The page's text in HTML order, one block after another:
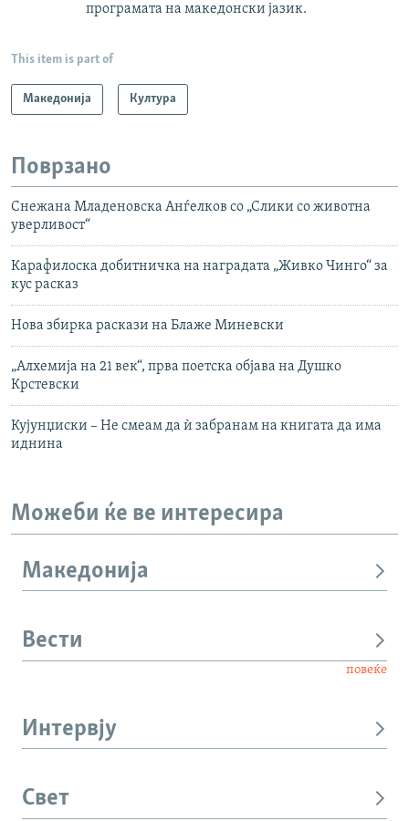
програмата на македонски јазик.
This item is part of
Македонија Култура
Поврзано
Снежана Младеновска Анѓелков со „Слики со животна
уверливост“
Карафилоска добитничка на наградата „Живко Чинго“ за
кус расказ
Нова збирка раскази на Блаже Миневски
„Алхемија на 21 век“, прва поетска објава на Душко
Крстевски
Кујунџиски – Не смеам да ѝ забранам на книгата да има
иднина
Можеби ќе ве интересира
Македонија
Вести
повеќе
Интервју
Свет